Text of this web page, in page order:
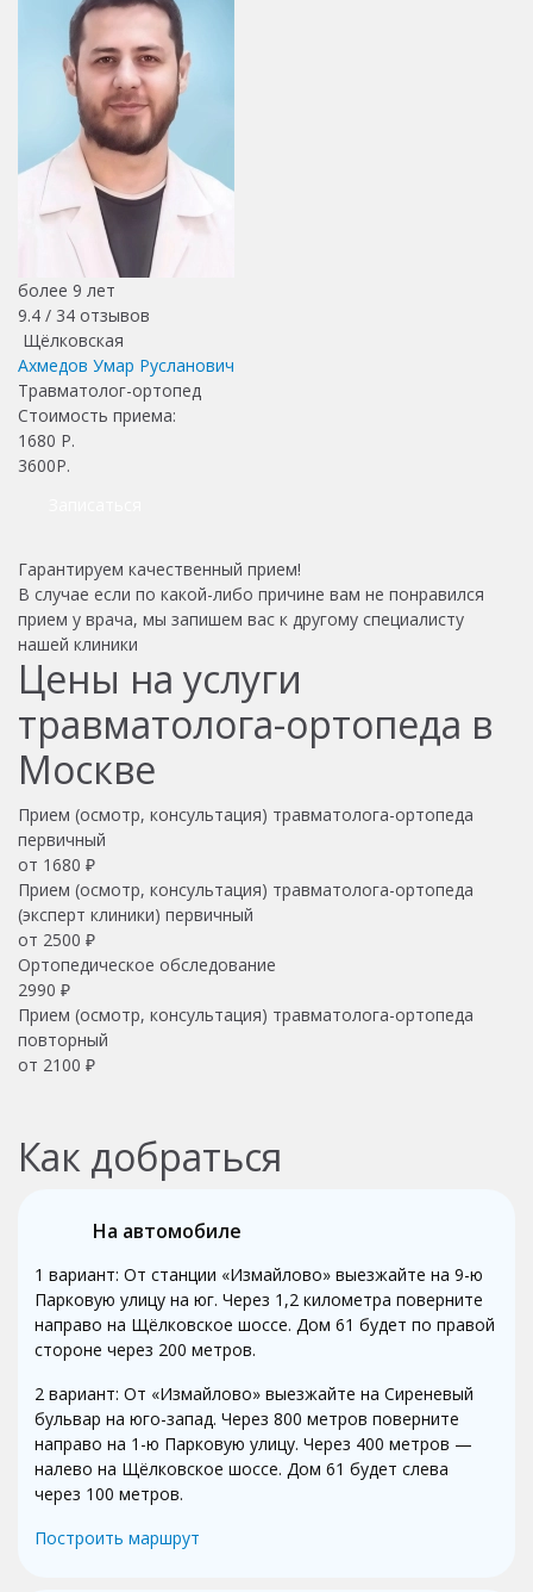
более 9 лет
9.4 / 34 отзывов
Щёлковская
Ахмедов Умар Русланович
Травматолог-ортопед
Стоимость приема:
1680 Р.
3600Р.
Гарантируем качественный прием!
В случае если по какой-либо причине вам не понравился
прием у врача, мы запишем вас к другому специалисту
нашей клиники
Цены на услуги
травматолога-ортопеда в
Москве
Прием (осмотр, консультация) травматолога-ортопеда
первичный
от 1680 ₽
Прием (осмотр, консультация) травматолога-ортопеда
(эксперт клиники) первичный
от 2500 ₽
Ортопедическое обследование
2990 ₽
Прием (осмотр, консультация) травматолога-ортопеда
повторный
от 2100 ₽
Как добраться
На автомобиле
1 вариант: От станции «Измайлово» выезжайте на 9-ю
Парковую улицу на юг. Через 1,2 километра поверните
направо на Щёлковское шоссе. Дом 61 будет по правой
стороне через 200 метров.
2 вариант: От «Измайлово» выезжайте на Сиреневый
бульвар на юго-запад. Через 800 метров поверните
направо на 1-ю Парковую улицу. Через 400 метров —
налево на Щёлковское шоссе. Дом 61 будет слева
через 100 метров.
Построить маршрут